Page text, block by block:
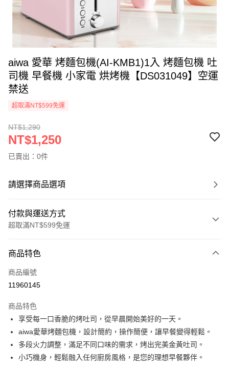
aiwa 愛華 烤麵包機(AI-KMB1)1入 烤麵包機 吐
司機 早餐機 小家電 烘烤機【DS031049】空運
禁送
超取滿NT$599免運
NT$1,290
NT$1,250
已賣出：0件
請選擇商品選項
付款與運送方式
超取滿NT$599免運
信用卡一次付款
超商取貨付款
Apple Pay
街口支付
全盈+PAY
商品特色
商品編號
11960145
商品特色
享受每一口香脆的烤吐司，從早晨開始美好的一天。
aiwa愛華烤麵包機，設計簡約，操作簡便，讓早餐變得輕鬆。
多段火力調整，滿足不同口味的需求，烤出完美金黃吐司。
小巧機身，輕鬆融入任何廚房風格，是您的理想早餐夥伴。